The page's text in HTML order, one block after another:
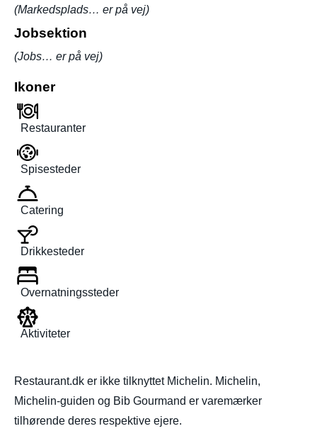
(Markedsplads… er på vej)
Jobsektion
(Jobs… er på vej)
Ikoner
Restauranter
Spisesteder
Catering
Drikkesteder
Overnatningssteder
Aktiviteter
Restaurant.dk er ikke tilknyttet Michelin. Michelin,
Michelin-guiden og Bib Gourmand er varemærker
tilhørende deres respektive ejere.